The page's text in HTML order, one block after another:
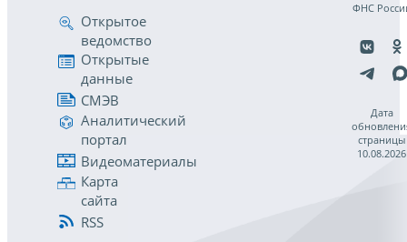
Открытое
ведомство
Открытые
данные
СМЭВ
Аналитический
портал
Видеоматериалы
Карта
сайта
RSS
ФНС
Дата
страницы
10.08.2026